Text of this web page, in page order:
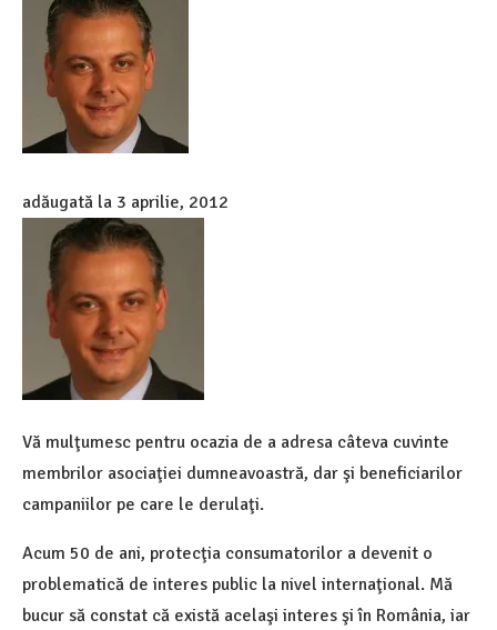
adăugată la 3 aprilie, 2012
Vă mulţumesc pentru ocazia de a adresa câteva cuvinte
membrilor asociaţiei dumneavoastră, dar şi beneficiarilor
campaniilor pe care le derulaţi.
Acum 50 de ani, protecţia consumatorilor a devenit o
problematică de interes public la nivel internaţional. Mă
bucur să constat că există acelaşi interes şi în România, iar